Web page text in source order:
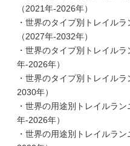
（2021年-2026年）
・世界のタイプ別トレイル
（2027年-2032年）
・世界のタイプ別トレイル
年-2026年）
・世界のタイプ別トレイル
2030年）
・世界の用途別トレイルラ
年-2026年）
・世界の用途別トレイルラ